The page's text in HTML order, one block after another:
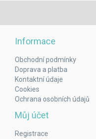
Informace
Obchodní podmínky
Doprava a platba
Kontaktní údaje
Cookies
Ochrana osobních údajů
Můj účet
Registrace